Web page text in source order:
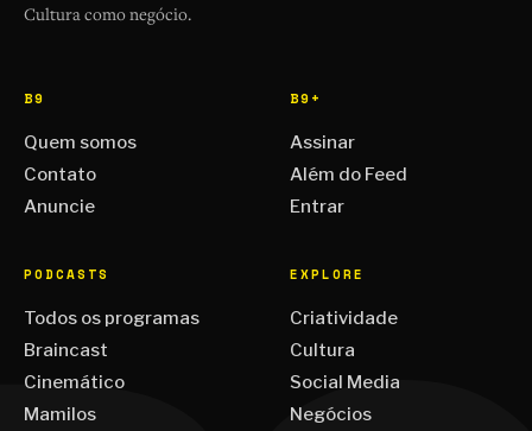
Cultura como negócio.
B9
Quem somos
Contato
Anuncie
B9+
Assinar
Além do Feed
Entrar
PODCASTS
Todos os programas
Braincast
Cinemático
Mamilos
EXPLORE
Criatividade
Cultura
Social Media
Negócios